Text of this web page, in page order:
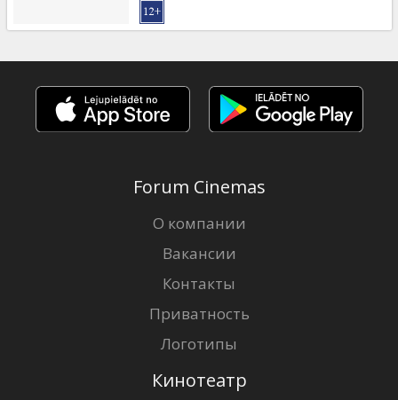
Forum Cinemas
О компании
Вакансии
Контакты
Приватность
Логотипы
Кинотеатр